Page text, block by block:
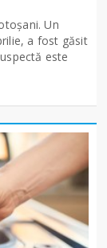
Un
a fost găsit
este